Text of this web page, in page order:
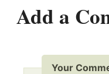
Add a
Your